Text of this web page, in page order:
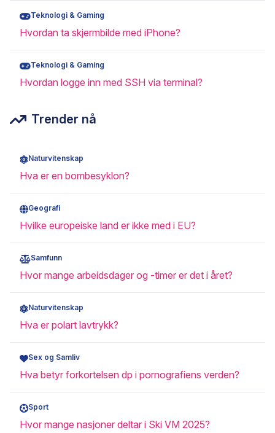
Teknologi & Gaming
Hvordan ta skjermbilde med iPhone?
Teknologi & Gaming
Hvordan logge inn med SSH via terminal?
Trender nå
Naturvitenskap
Hva er en bombesyklon?
Geografi
Hvilke europeiske land er ikke med i EU?
Samfunn
Hvor mange arbeidsdager og -timer er det i året?
Naturvitenskap
Hva er polart lavtrykk?
Sex og Samliv
Hva betyr forkortelsen dp i pornografiens verden?
Sport
Hvor mange nasjoner deltar i Ski VM 2025?